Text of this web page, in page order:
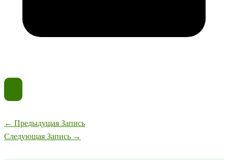
← Предыдущая Запись
Следующая Запись →